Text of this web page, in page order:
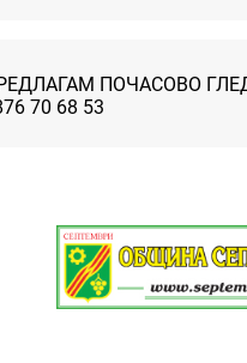
ПОЧАСОВО
70 68 53